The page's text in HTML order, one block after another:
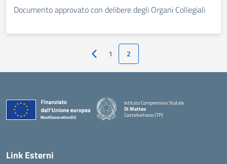
Documento approvato con delibere degli Organi Collegiali
Pagina precedente
1 2
Istituto Comprensivo Statale
Di Matteo
Castelvetrano (TP)
Link Esterni